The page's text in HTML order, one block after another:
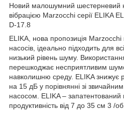
Новий малошумний шестерневий
вібрацією Marzocchi серії ELIKA
D-17.8
ELIKA, нова пропозиція
насосів, ідеально підходить для
низький рівень шуму.
перешкоджає несприятливим
навколишню среду. ELIKA знижує
на 15 дБ у порівнянні зі
насосом. ELIKA – запатентований
продуктивність від 7 до 35 см 3 /об.